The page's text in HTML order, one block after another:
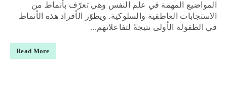
المواضيع المهمة في علم النفس وهي تعرّف بأنماط من
الاستجابات العاطفية والسلوكية. ويطوّر الأفراد هذه الأنماط
في الطفولة الأولى نتيجةً لتفاعلاتهم...
Read More